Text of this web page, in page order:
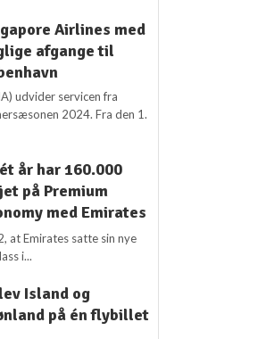
Airlines med
afgange til
udvider servicen fra
2024. Fra den 1.
år har 160.000
på Premium
med Emirates
at Emirates satte sin nye
i...
Island og
på én flybillet